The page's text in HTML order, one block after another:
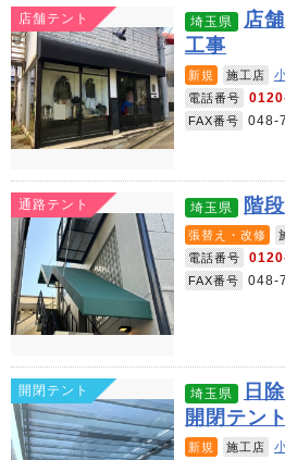
店舗テント 埼玉県
店
工事
新規 施工店
電話番号
FAX番号 048-
通路テント 埼玉県 階
張替え・改修
電話番号
FAX番号 048-
開閉テント 埼玉県
日
開閉テン
新規 施工店